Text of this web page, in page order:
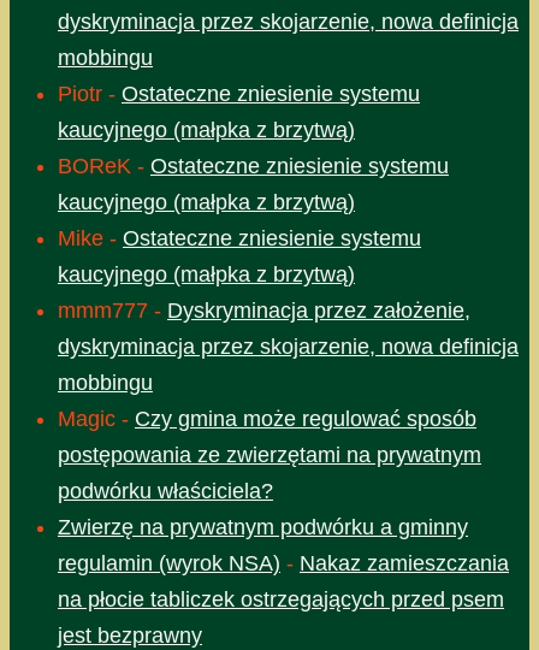
dyskryminacja przez skojarzenie, nowa definicja
mobbingu
Piotr - Ostateczne zniesienie systemu
kaucyjnego (małpka z brzytwą)
BOReK - Ostateczne zniesienie systemu
kaucyjnego (małpka z brzytwą)
Mike - Ostateczne zniesienie systemu
kaucyjnego (małpka z brzytwą)
mmm777 - Dyskryminacja przez założenie,
dyskryminacja przez skojarzenie, nowa definicja
mobbingu
Magic - Czy gmina może regulować sposób
postępowania ze zwierzętami na prywatnym
podwórku właściciela?
Zwierzę na prywatnym podwórku a gminny
regulamin (wyrok NSA) - Nakaz zamieszczania
na płocie tabliczek ostrzegających przed psem
jest bezprawny